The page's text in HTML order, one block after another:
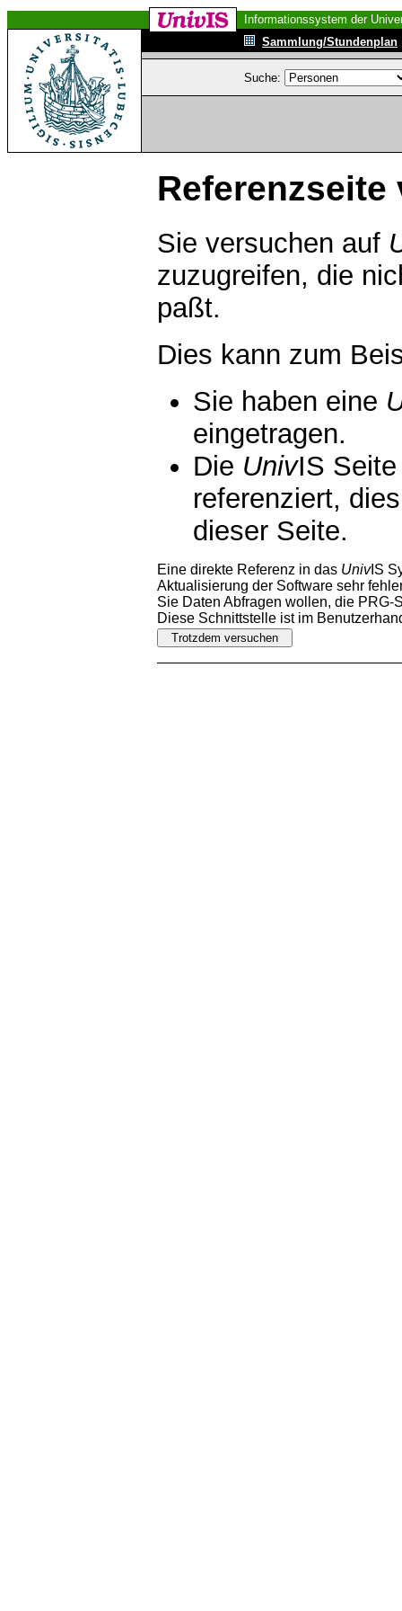
Informationssystem der
Sammlung/Stundenplan
Suche:
Referenzseite
Sie versuchen auf
zuzugreifen, die
paßt.
Dies kann zum
Sie haben eine
eingetragen.
Die UnivIS
referenziert,
dieser Seite.
Eine direkte Referenz in das UnivIS
Aktualisierung der Software sehr
Sie Daten Abfragen wollen, die PRG-
Diese Schnittstelle ist im